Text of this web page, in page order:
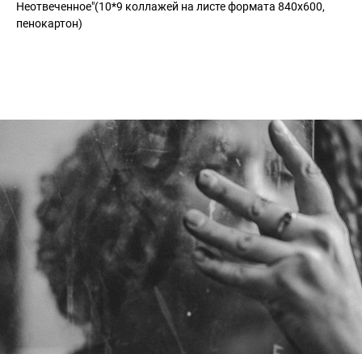
Неотвеченное"(10*9 коллажей на листе формата 840x600,
пенокартон)